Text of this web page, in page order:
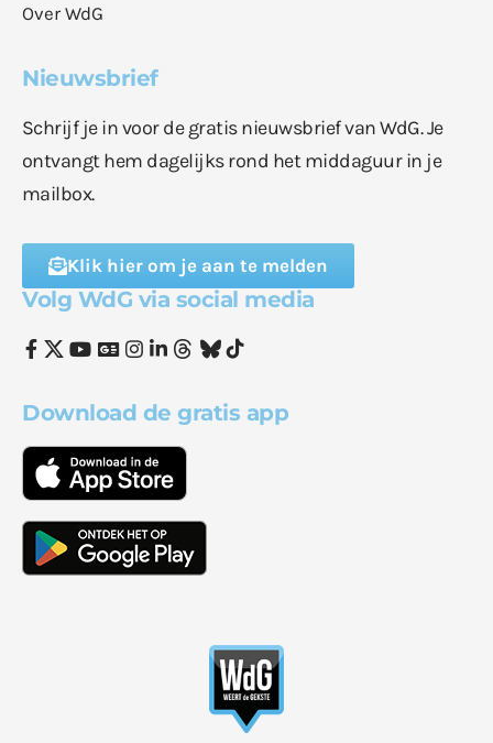
Over WdG
Nieuwsbrief
Schrijf je in voor de gratis nieuwsbrief van WdG. Je
ontvangt hem dagelijks rond het middaguur in je
mailbox.
Klik hier om je aan te melden
Volg WdG via social media
Download de gratis app